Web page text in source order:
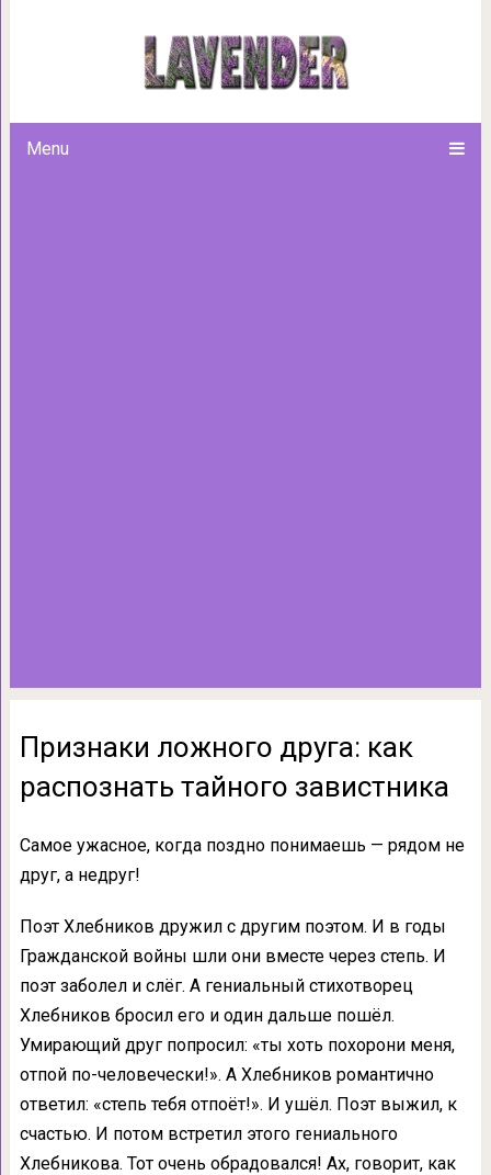
Menu
Признаки ложного друга: как
Признаки ложного друга: как
распознать тайного завистника
Самое ужасное, когда поздно понимаешь — рядом не
друг, а недруг!
Поэт Хлебников дружил с другим поэтом. И в годы
Гражданской войны шли они вместе через степь. И
поэт заболел и слёг. А гениальный стихотворец
Хлебников бросил его и один дальше пошёл.
Умирающий друг попросил: «ты хоть похорони меня,
отпой по-человечески!». А Хлебников романтично
ответил: «степь тебя отпоёт!». И ушёл. Поэт выжил, к
счастью. И потом встретил этого гениального
Хлебникова. Тот очень обрадовался! Ах, говорит, как